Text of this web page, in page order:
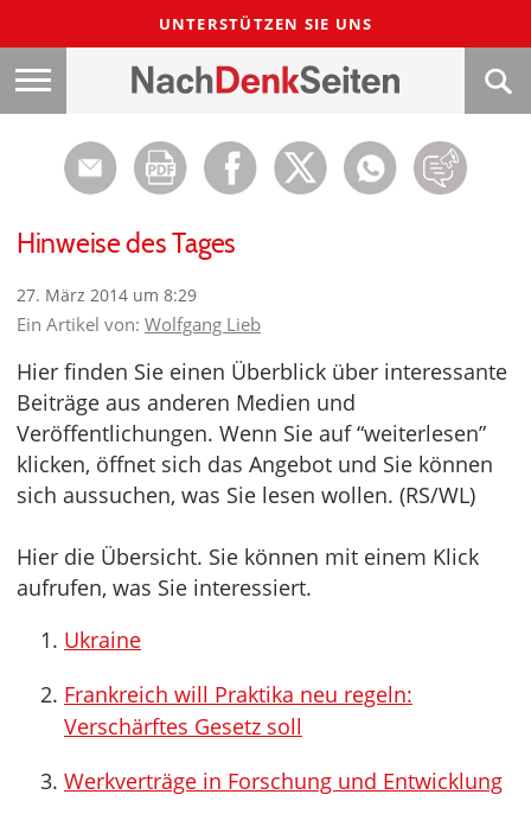
UNTERSTÜTZEN SIE UNS
Hinweise des Tages
27. März 2014 um 8:29
Ein Artikel von: Wolfgang Lieb
Hier finden Sie einen Überblick über interessante
Beiträge aus anderen Medien und
Veröffentlichungen. Wenn Sie auf “weiterlesen”
klicken, öffnet sich das Angebot und Sie können
sich aussuchen, was Sie lesen wollen. (RS/WL)
Hier die Übersicht. Sie können mit einem Klick
aufrufen, was Sie interessiert.
Ukraine
Frankreich will Praktika neu regeln:
Verschärftes Gesetz soll
Werkverträge in Forschung und Entwicklung